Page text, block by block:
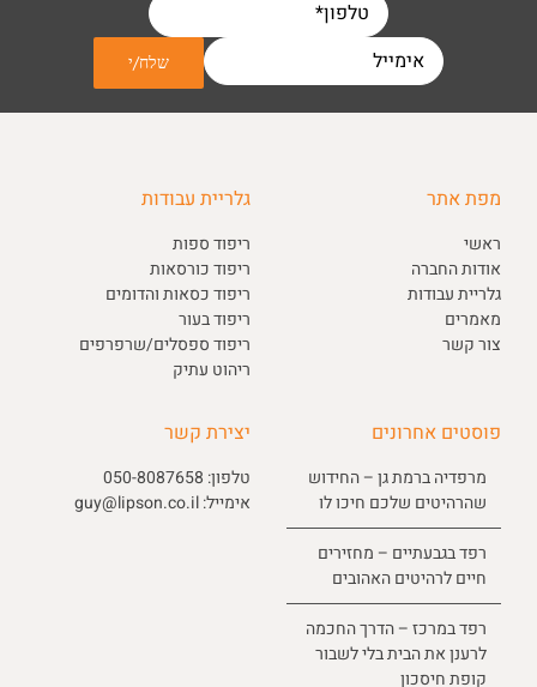
מפת אתר
ראשי
אודות החברה
גלריית עבודות
מאמרים
צור קשר
גלריית עבודות
ריפוד ספות
ריפוד כורסאות
ריפוד כסאות והדומים
ריפוד בעור
ריפוד ספסלים/שרפרפים
ריהוט עתיק
פוסטים אחרונים
מרפדיה ברמת גן – החידוש
שהרהיטים שלכם חיכו לו
רפד בגבעתיים – מחזירים
חיים לרהיטים האהובים
רפד במרכז – הדרך החכמה
לרענן את הבית בלי לשבור
קופת חיסכון
יצירת קשר
טלפון: 050-8087658
אימייל:guy@lipson.co.il